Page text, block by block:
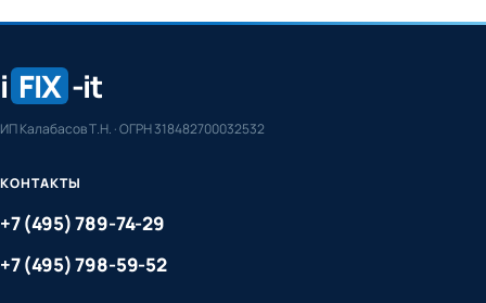
i FIX -it
ИП Калабасов Т.Н. · ОГРН 318482700032532
КОНТАКТЫ
+7 (495) 789-74-29
+7 (495) 798-59-52